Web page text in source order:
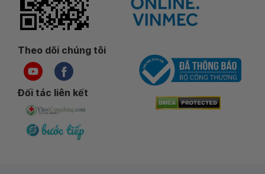
Theo dõi chúng tôi
Đối tác liên kết